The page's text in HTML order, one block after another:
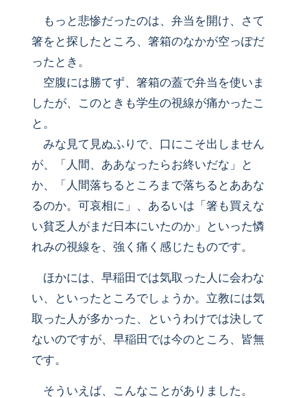
もっと悲惨だったのは、弁当を開け、さて
箸をと探したところ、箸箱のなかが空っぽだ
ったとき。
空腹には勝てず、箸箱の蓋で弁当を使いま
したが、このときも学生の視線が痛かったこ
と。
みな見て見ぬふりで、口にこそ出しません
が、「人間、ああなったらお終いだな」と
か、「人間落ちるところまで落ちるとああな
るのか。可哀相に」、あるいは「箸も買えな
い貧乏人がまだ日本にいたのか」といった憐
れみの視線を、強く痛く感じたものです。
ほかには、早稲田では気取った人に会わな
い、といったところでしょうか。立教には気
取った人が多かった、というわけでは決して
ないのですが、早稲田では今のところ、皆無
です。
そういえば、こんなことがありました。